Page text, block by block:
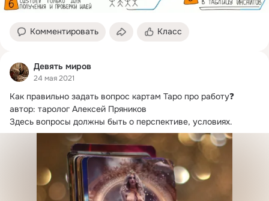
Комментировать Класс
Девять миров
24 мая 2021
Как правильно задать вопрос картам Таро про работу❓
автор: таролог Алексей Пряников
Здесь вопросы должны быть о перспективе, условиях.